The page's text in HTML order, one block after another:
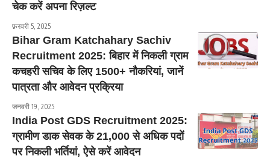
चेक करें अपना रिज़ल्ट
फ़रवरी 5, 2025
Bihar Gram Katchahary Sachiv
Recruitment 2025: बिहार में निकली ग्राम
कचहरी सचिव के लिए 1500+ नौकरियां, जानें
पात्रता और आवेदन प्रक्रिया
जनवरी 19, 2025
India Post GDS Recruitment 2025:
ग्रामीण डाक सेवक के 21,000 से अधिक पदों
पर निकली भर्तियां, ऐसे करें आवेदन